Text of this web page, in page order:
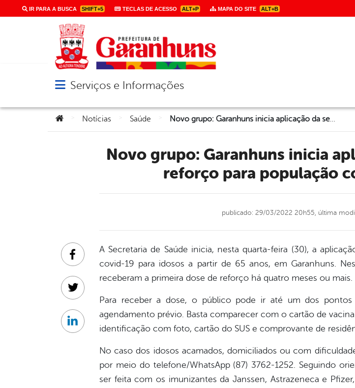
IR PARA A BUSCA SHIFT+5 TECLAS DE ACESSO ALT+P MAPA DO SITE ALT+B
Abrir menu principal de navegação
Serviços e Informações
Você está aqui:
Notícias Saúde Novo grupo: Garanhuns inicia aplicação da segunda dose de reforço para população com 65 anos ou mais
Novo grupo: Garanhuns inicia aplicação da segunda dose de
reforço para população
publicado: 29/03/2022 20h55, última
A Secretaria de Saúde inicia, nesta quarta-feira (30), a
covid-19 para idosos a partir de 65 anos, em Garanhuns.
receberam a primeira dose de reforço há quatro meses ou mais.
Para receber a dose, o público pode ir até um dos pontos
agendamento prévio. Basta comparecer com o cartão de
identificação com foto, cartão do SUS e comprovante de
No caso dos idosos acamados, domiciliados ou com
por meio do telefone/WhatsApp (87) 3762-1252. Seguindo
ser feita com os imunizantes da Janssen, Astrazeneca e
Facebook
Twitter
Linkedin